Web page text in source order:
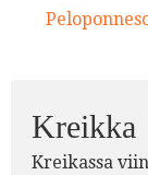
Kreikka
Kreikassa